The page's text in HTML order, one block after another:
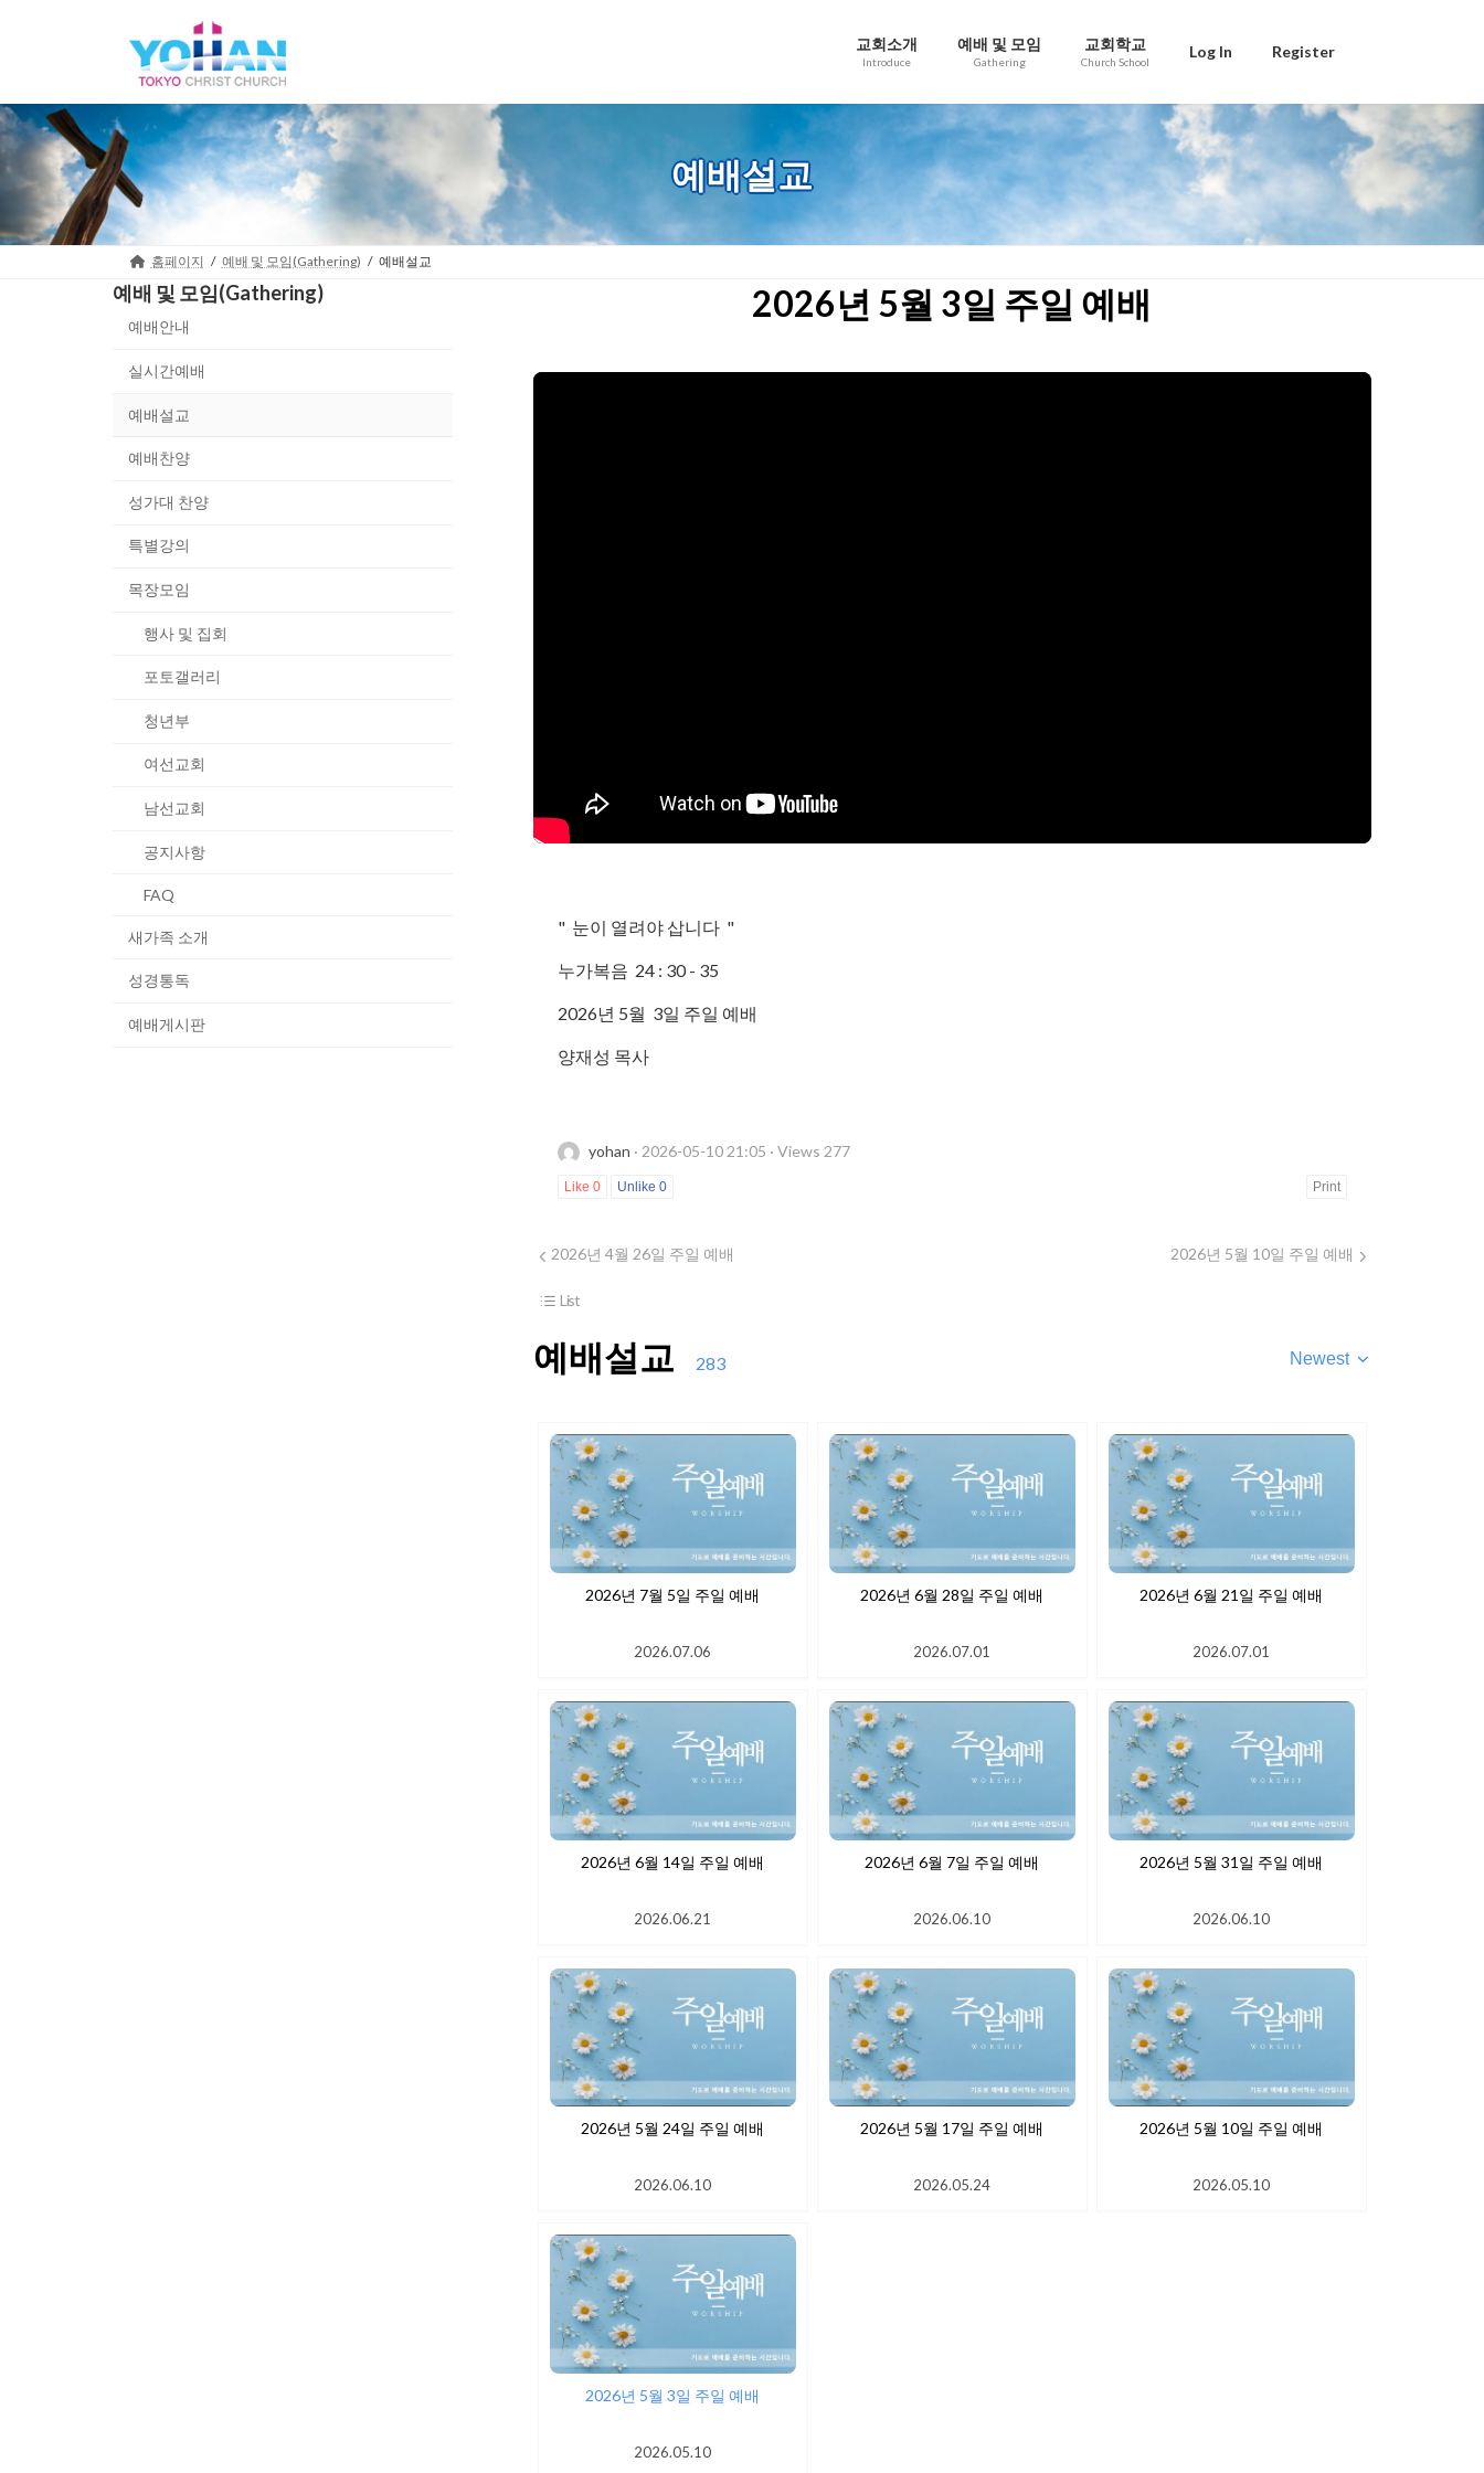
교회소개
Introduce
예배 및 모임
Gathering
교회학교
Church School
Log In Register
예배설교
홈페이지 예배 및 모임(Gathering) 예배설교
2026년 5월 3일 주일 예배
" 눈이 열려야 삽니다 "
누가복음 24 : 30 - 35
2026년 5월 3일 주일 예배
양재성 목사
yohan · 2026-05-10 21:05 · Views 277
Like 0 Unlike 0 Print
2026년 4월 26일 주일 예배 2026년 5월 10일 주일 예배
List
예배설교 283 Newest
2026년 7월 5일 주일 예배
2026.07.06
2026년 6월 28일 주일 예배
2026.07.01
2026년 6월 21일 주일 예배
2026.07.01
2026년 6월 14일 주일 예배
2026.06.21
2026년 6월 7일 주일 예배
2026.06.10
2026년 5월 31일 주일 예배
2026.06.10
2026년 5월 24일 주일 예배
2026.06.10
2026년 5월 17일 주일 예배
2026.05.24
2026년 5월 10일 주일 예배
2026.05.10
2026년 5월 3일 주일 예배
2026.05.10
예배 및 모임(Gathering)
예배안내
실시간예배
예배설교
예배찬양
성가대 찬양
특별강의
목장모임
행사 및 집회
포토갤러리
청년부
여선교회
남선교회
공지사항
FAQ
새가족 소개
성경통독
예배게시판